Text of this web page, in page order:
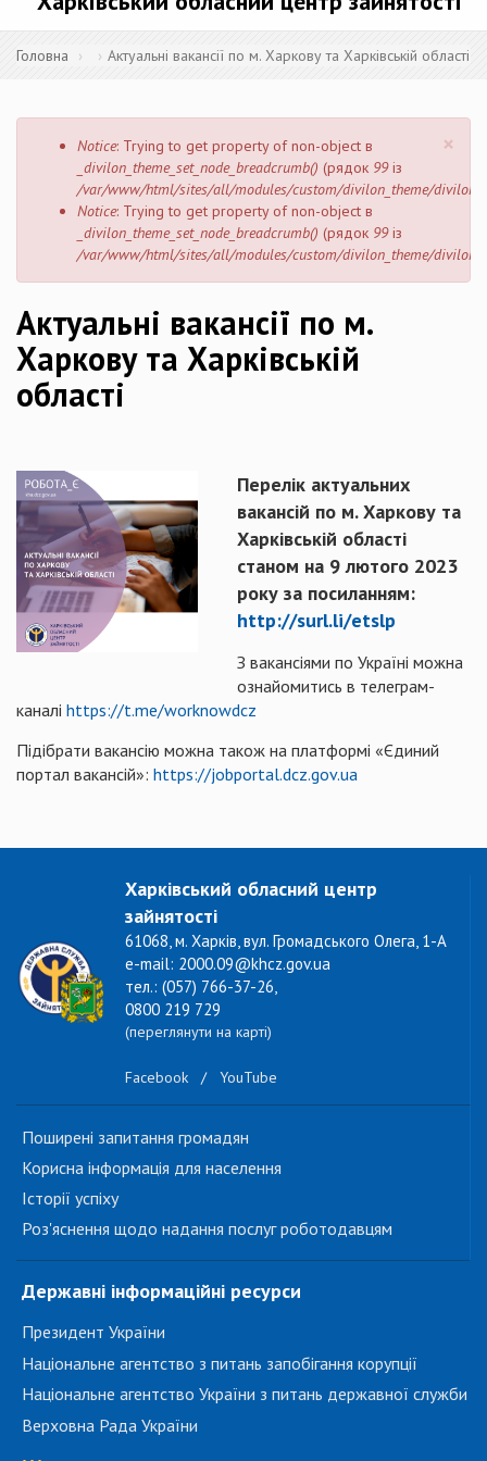
Головна Актуальні вакансії по м. Харкову та Харківській області
×
Повідомлення
помилку
Notice: Trying to get property of non-object в
_divilon_theme_set_node_breadcrumb() (рядок 99із
/var/www/html/sites/all/modules/custom/divilon_theme/
Notice: Trying to get property of non-object в
_divilon_theme_set_node_breadcrumb() (рядок 99із
/var/www/html/sites/all/modules/custom/divilon_theme/
Актуальні вакансії по м.
Харкову та Харківській
області
Перелік актуальних
вакансій по м. Харкову та
Харківській області
станом на 9 лютого 2023
року за посиланням:
http://surl.li/etslp
З вакансіями по Україні можна
ознайомитись в телеграм-
каналі https://t.me/worknowdcz
Підібрати вакансію можна також на платформі «Єдиний
портал вакансій»: https://jobportal.dcz.gov.ua
Харківський обласний центр
зайнятості
61068, м. Харків, вул. Громадського Олега, 1-А
e-mail: 2000.09@khcz.gov.ua
тел.: (057) 766-37-26,
0800 219 729
(переглянути на карті)
Facebook / YouTube
Поширені запитання громадян
Корисна інформація для населення
Історії успіху
Роз'яснення щодо надання послуг роботодавцям
Державні інформаційні ресурси
Президент України
Національне агентство з питань запобігання корупції
Національне агентство України з питань державної служби
Верховна Рада України
...